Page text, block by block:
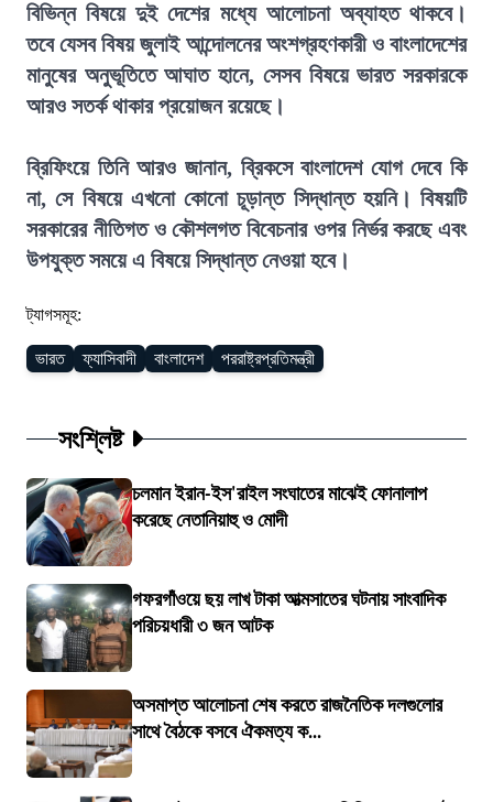
বিভিন্ন বিষয়ে দুই দেশের মধ্যে আলোচনা অব্যাহত থাকবে।
তবে যেসব বিষয় জুলাই আন্দোলনের অংশগ্রহণকারী ও বাংলাদেশের
মানুষের অনুভূতিতে আঘাত হানে, সেসব বিষয়ে ভারত সরকারকে
আরও সতর্ক থাকার প্রয়োজন রয়েছে।
ব্রিফিংয়ে তিনি আরও জানান, ব্রিকসে বাংলাদেশ যোগ দেবে কি
না, সে বিষয়ে এখনো কোনো চূড়ান্ত সিদ্ধান্ত হয়নি। বিষয়টি
সরকারের নীতিগত ও কৌশলগত বিবেচনার ওপর নির্ভর করছে এবং
উপযুক্ত সময়ে এ বিষয়ে সিদ্ধান্ত নেওয়া হবে।
ট্যাগসমূহ:
ভারত ফ্যাসিবাদী বাংলাদেশ পররাষ্ট্রপ্রতিমন্ত্রী
সংশ্লিষ্ট
চলমান ইরান-ইস'রাইল সংঘাতের মাঝেই ফোনালাপ
করেছে নেতানিয়াহু ও মোদী
গফরগাঁওয়ে ছয় লাখ টাকা আত্মসাতের ঘটনায় সাংবাদিক
পরিচয়ধারী ৩ জন আটক
অসমাপ্ত আলোচনা শেষ করতে রাজনৈতিক দলগুলোর
সাথে বৈঠকে বসবে ঐকমত্য ক...